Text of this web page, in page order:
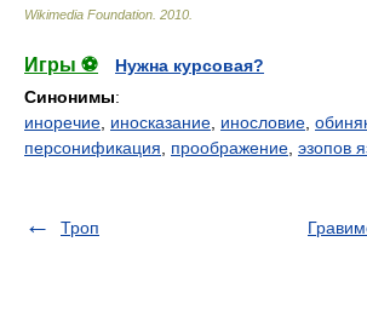
Wikimedia Foundation 2010
Игры ⚽
Нужна курсовая?
Синонимы:
иноречие иносказание инословие
персонификация
проображение эзопов
Троп